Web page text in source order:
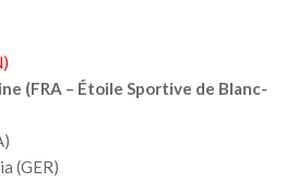
(FRA – Étoile Sportive de Blanc-
(GER)